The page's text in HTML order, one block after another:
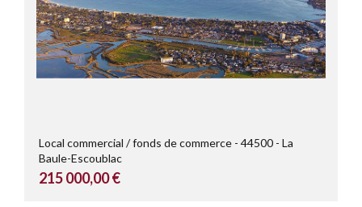
Local commercial / fonds de commerce 44500
La
Baule-Escoublac
215 000,00 €